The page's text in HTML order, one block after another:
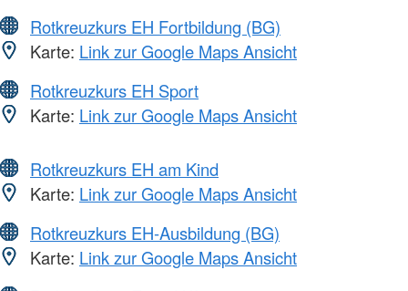
Rotkreuzkurs EH Fortbildung (BG)
Karte: Link zur Google Maps Ansicht
Rotkreuzkurs EH Sport
Karte: Link zur Google Maps Ansicht
Rotkreuzkurs EH am Kind
Karte: Link zur Google Maps Ansicht
Rotkreuzkurs EH-Ausbildung (BG)
Karte: Link zur Google Maps Ansicht